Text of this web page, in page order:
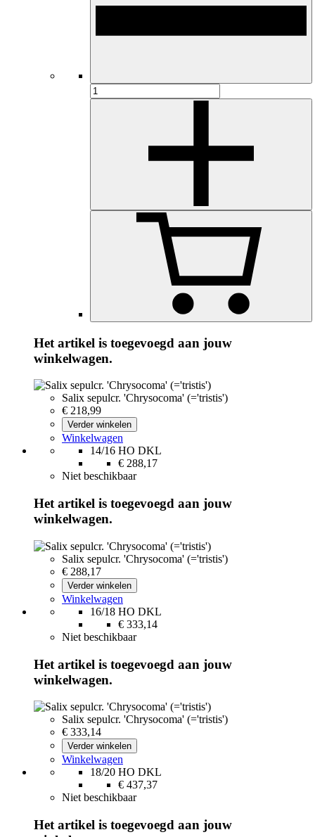
Het artikel is toegevoegd aan jouw
winkelwagen.
Salix sepulcr. 'Chrysocoma' (='tristis')
€ 218,99
Verder winkelen
Winkelwagen
14/16 HO DKL
€ 288,17
Niet beschikbaar
Het artikel is toegevoegd aan jouw
winkelwagen.
Salix sepulcr. 'Chrysocoma' (='tristis')
€ 288,17
Verder winkelen
Winkelwagen
16/18 HO DKL
€ 333,14
Niet beschikbaar
Het artikel is toegevoegd aan jouw
winkelwagen.
Salix sepulcr. 'Chrysocoma' (='tristis')
€ 333,14
Verder winkelen
Winkelwagen
18/20 HO DKL
€ 437,37
Niet beschikbaar
Het artikel is toegevoegd aan jouw